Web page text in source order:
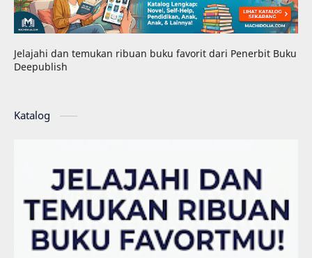
Jelajahi dan temukan ribuan buku favorit dari Penerbit Buku
Deepublish
Katalog